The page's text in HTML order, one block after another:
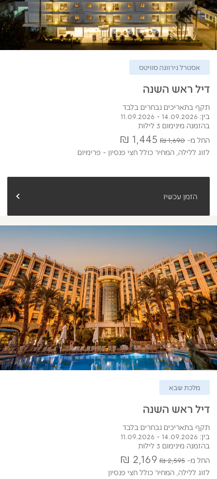
אסטרל נירוונה סוויטס
דיל ראש השנה
תקף בתאריכים נבחרים בלבד
בין: 14.09.2026 - 11.09.2026
בהזמנה מינימום 3 לילות
החל מ
1,690 ₪
1,445 ₪
לזוג ללילה, המחיר כולל חצי פנסיון - פרימיום
הזמן עכשיו
מלכת שבא
דיל ראש השנה
תקף בתאריכים נבחרים בלבד
בין: 14.09.2026 - 11.09.2026
בהזמנה מינימום 3 לילות
החל מ
2,595 ₪
2,169 ₪
לזוג ללילה, המחיר כולל חצי פנסיון